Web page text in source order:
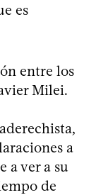
es
entre los
Milei.
a
a ver a su
de